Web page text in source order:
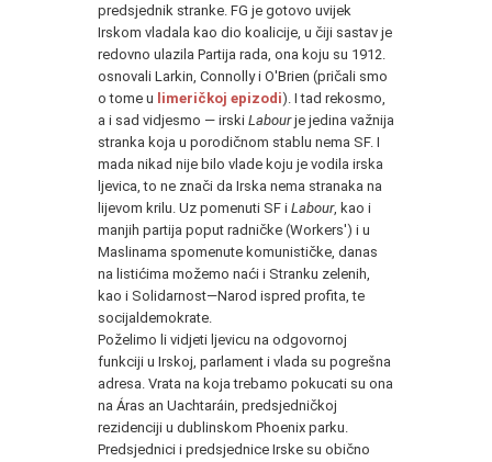
predsjednik stranke. FG je gotovo uvijek
Irskom vladala kao dio koalicije, u čiji sastav je
redovno ulazila Partija rada, ona koju su 1912.
osnovali Larkin, Connolly i O'Brien (pričali smo
o tome u limeričkoj epizodi). I tad rekosmo,
a i sad vidjesmo — irski Labourje jedina važnija
stranka koja u porodičnom stablu nema SF. I
mada nikad nije bilo vlade koju je vodila irska
ljevica, to ne znači da Irska nema stranaka na
lijevom krilu. Uz pomenuti SF i Labour, kao i
manjih partija poput radničke (Workers') i u
Maslinama spomenute komunističke, danas
na listićima možemo naći i Stranku zelenih,
kao i Solidarnost—Narod ispred profita, te
socijaldemokrate.
Poželimo li vidjeti ljevicu na odgovornoj
funkciji u Irskoj, parlament i vlada su pogrešna
adresa. Vrata na koja trebamo pokucati su ona
na Áras an Uachtaráin, predsjedničkoj
rezidenciji u dublinskom Phoenix parku.
Predsjednici i predsjednice Irske su obično